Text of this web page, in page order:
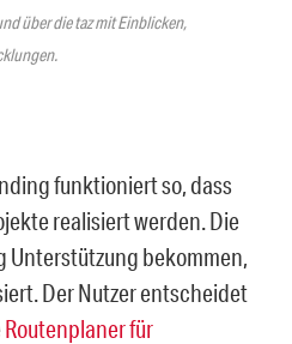
über die taz mit Einblicken,
funktioniert so, dass
realisiert werden. Die
Unterstützung bekommen,
Der Nutzer entscheidet
Routenplaner für